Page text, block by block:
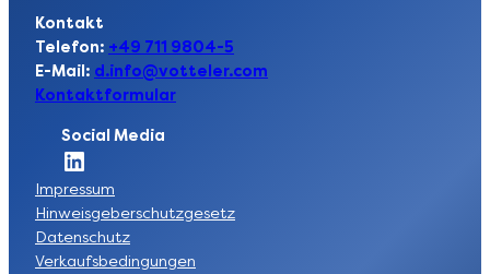
Kontakt
Telefon: +49 711 9804-5
E-Mail: d.info@votteler.com
Kontaktformular
Social Media
Socia Link zur LinkedIn-Seite der Votteler Lackfabrik GmbH
Impressum
Hinweisgeberschutzgesetz
Datenschutz
Verkaufsbedingungen